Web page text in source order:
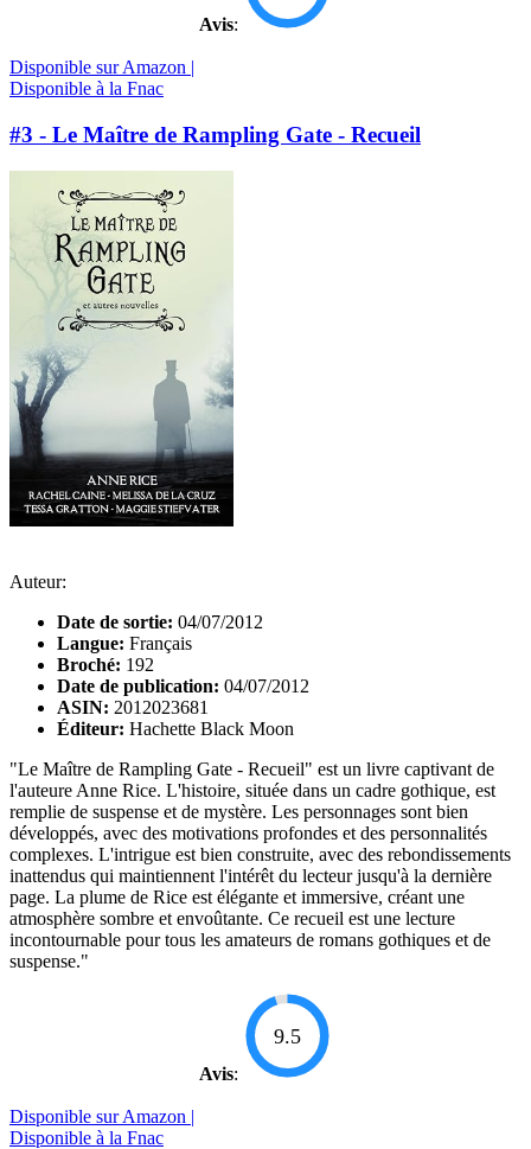
Avis:
Disponible sur Amazon |
Disponible à la Fnac
#3 - Le Maître de Rampling Gate - Recueil
Auteur:
Date de sortie: 04/07/2012
Langue: Français
Broché: 192
Date de publication: 04/07/2012
ASIN: 2012023681
Éditeur: Hachette Black Moon
"Le Maître de Rampling Gate - Recueil" est un livre captivant de
l'auteure Anne Rice. L'histoire, située dans un cadre gothique, est
remplie de suspense et de mystère. Les personnages sont bien
développés, avec des motivations profondes et des personnalités
complexes. L'intrigue est bien construite, avec des rebondissements
inattendus qui maintiennent l'intérêt du lecteur jusqu'à la dernière
page. La plume de Rice est élégante et immersive, créant une
atmosphère sombre et envoûtante. Ce recueil est une lecture
incontournable pour tous les amateurs de romans gothiques et de
suspense."
Avis:
9.5
Disponible sur Amazon |
Disponible à la Fnac